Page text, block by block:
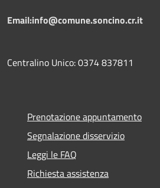
Email:info@comune.soncino.cr.it
Centralino Unico: 0374 837811
Prenotazione appuntamento
Segnalazione disservizio
Leggi le FAQ
Richiesta assistenza